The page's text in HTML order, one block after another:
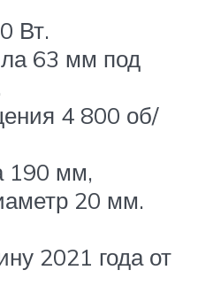
Вт.
63 мм под
4 800 об/
190 мм,
20 мм.
2021 года от